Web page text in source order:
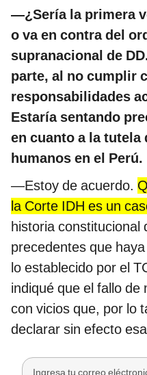
—¿Sería la primera
o va en contra del
supranacional de
parte, al no cumplir
responsabilidades
Estaría sentando
en cuanto a la tutela
humanos en el Perú.
—Estoy de acuerdo.
la Corte IDH es un
historia constitucional
precedentes que
lo establecido por el
indiqué que el fallo
con vicios que, por lo
declarar sin efecto